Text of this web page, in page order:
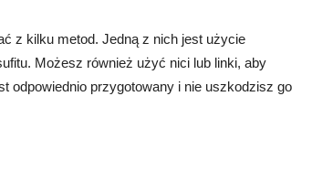
z kilku metod. Jedną z nich jest użycie
Możesz również użyć nici lub linki, aby
odpowiednio przygotowany i nie uszkodzisz go